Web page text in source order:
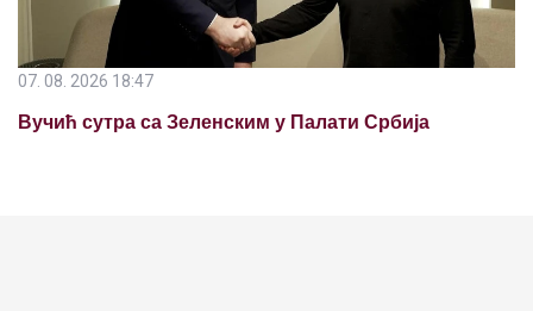
07. 08. 2026 18:47
Вучић сутра са Зеленским у Палати Србија